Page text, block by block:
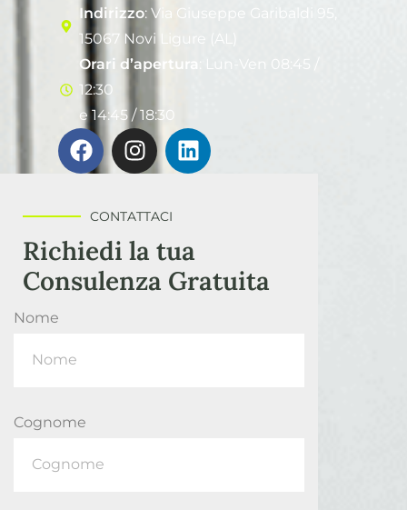
Indirizzo: Via Giuseppe Garibaldi 95,
15067 Novi Ligure (AL)
Orari d’apertura : Lun-Ven 08:45 /
12:30
e 14:45 / 18:30
CONTATTACI
Richiedi la tua
Consulenza Gratuita
Nome
Cognome